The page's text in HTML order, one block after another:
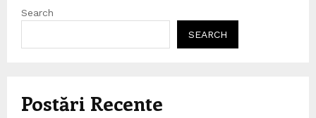
Search
SEARCH
Postări Recente